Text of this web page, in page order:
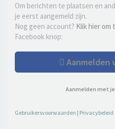
Om berichten te plaatsen en
je eerst aangemeld zijn.
Nog geen account? Klik hier om
Facebook knop:
Aanmelden
Aanmelden met
Gebruikersvoorwaarden | Privacybeleid